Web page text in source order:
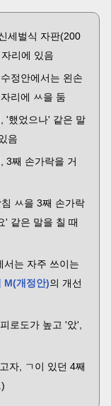
세벌식 자판(200
리에 있음
정안에서는 왼손
리에 ㅆ을 둠
'했었으나' 같은 말
음
3째 손가락을 거
ㅆ을 3째 손가락
' 같은 말을 칠 때
서는 자주 쓰이는
M(개정안)의 개선
로도가 높고 '았',
자, ㄱ이 있던 4째